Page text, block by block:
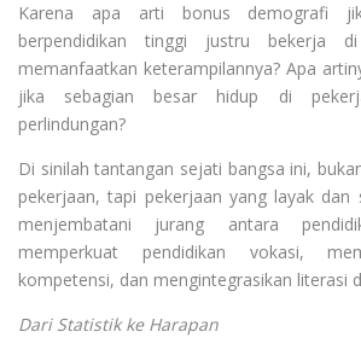
Karena apa arti bonus demografi
berpendidikan tinggi justru bekerja
memanfaatkan keterampilannya? Apa
jika sebagian besar hidup di
perlindungan?
Di sinilah tantangan sejati bangsa ini,
pekerjaan, tapi pekerjaan yang layak dan
menjembatani jurang antara
memperkuat pendidikan vokasi,
kompetensi, dan mengintegrasikan literasi
Dari Statistik ke Harapan